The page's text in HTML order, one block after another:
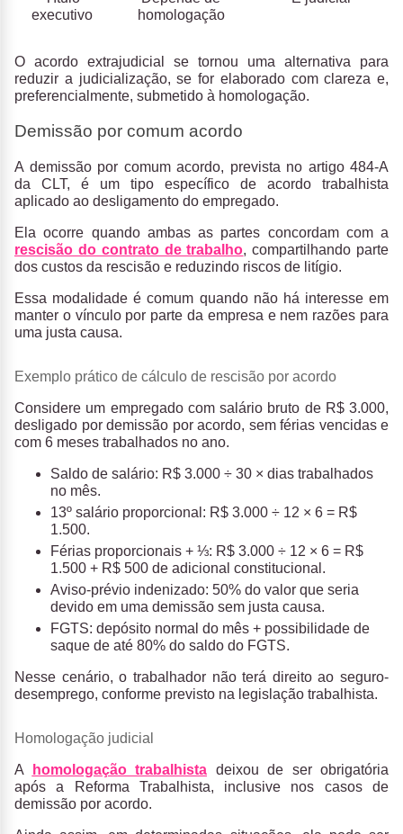
executivo
homologação
O acordo extrajudicial se tornou uma alternativa para
reduzir a judicialização, se for elaborado com clareza e,
preferencialmente, submetido à homologação.
Demissão por comum acordo
A demissão por comum acordo, prevista no artigo 484-A
da CLT, é um tipo específico de acordo trabalhista
aplicado ao desligamento do empregado.
Ela ocorre quando ambas as partes concordam com a
rescisão do contrato de trabalho, compartilhando parte
dos custos da rescisão e reduzindo riscos de litígio.
Essa modalidade é comum quando não há interesse em
manter o vínculo por parte da empresa e nem razões para
uma justa causa.
Exemplo prático de cálculo de rescisão por acordo
Considere um empregado com salário bruto de R$ 3.000,
desligado por demissão por acordo, sem férias vencidas e
com 6 meses trabalhados no ano.
Saldo de salário: R$ 3.000 ÷ 30 × dias trabalhados
no mês.
13º salário proporcional: R$ 3.000 ÷ 12 × 6 = R$
1.500.
Férias proporcionais + ⅓: R$ 3.000 ÷ 12 × 6 = R$
1.500 + R$ 500 de adicional constitucional.
Aviso-prévio indenizado: 50% do valor que seria
devido em uma demissão sem justa causa.
FGTS: depósito normal do mês + possibilidade de
saque de até 80% do saldo do FGTS.
Nesse cenário, o trabalhador não terá direito ao seguro-
desemprego, conforme previsto na legislação trabalhista.
Homologação judicial
A homologação trabalhista deixou de ser obrigatória
após a Reforma Trabalhista, inclusive nos casos de
demissão por acordo.